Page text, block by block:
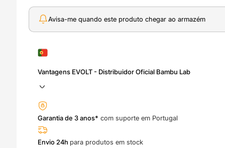
Avisa-me quando este produto chegar ao armazém
Vantagens EVOLT - Distribuidor Oficial Bambu Lab
Garantia de 3 anos* com suporte em Portugal
Envio 24h para produtos em stock